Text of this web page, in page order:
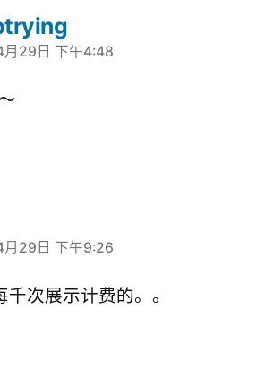
月29日 下午4:48
月29日 下午9:26
次展示计费的。。